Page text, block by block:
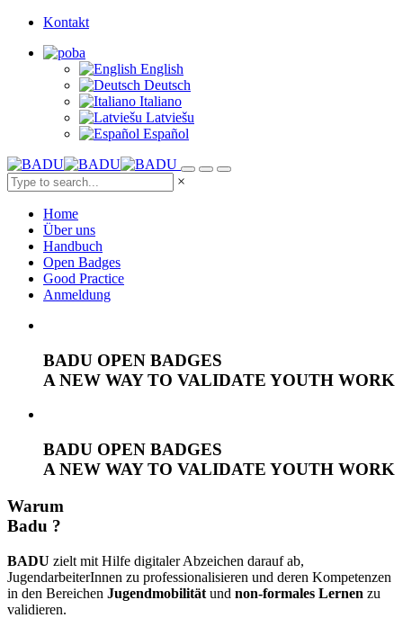
Kontakt
English
Deutsch
Italiano
Latviešu
Español
×
Home
Über uns
Handbuch
Open Badges
Good Practice
Anmeldung
BADU OPEN BADGES
A NEW WAY TO VALIDATE YOUTH WORK
BADU OPEN BADGES
A NEW WAY TO VALIDATE YOUTH WORK
Warum
Badu ?
BADU zielt mit Hilfe digitaler Abzeichen darauf ab,
JugendarbeiterInnen zu professionalisieren und deren Kompetenzen
in den Bereichen Jugendmobilität und non-formales Lernen zu
validieren.